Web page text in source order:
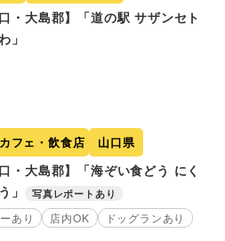
口・大島郡】「道の駅 サザンセト
」
カフェ・飲食店 山口県
口・大島郡】「海ぞい食どう にく
」
写真レポートあり
あり 店内OK
ドッグランあり